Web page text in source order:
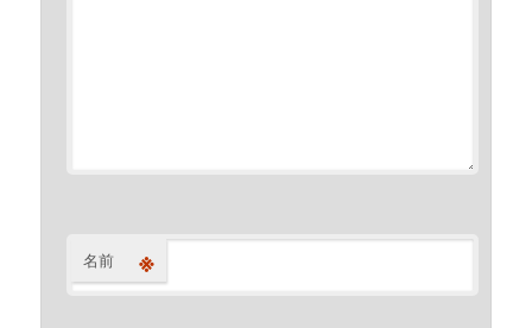
名前 ※